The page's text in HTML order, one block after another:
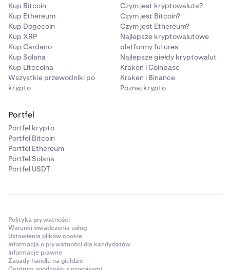
Kup Bitcoin
Kup Ethereum
Kup Dogecoin
Kup XRP
Kup Cardano
Kup Solana
Kup Litecoina
Wszystkie przewodniki po
krypto
Czym jest kryptowaluta?
Czym jest Bitcoin?
Czym jest Ethereum?
Najlepsze kryptowalutowe
platformy futures
Najlepsze giełdy kryptowalut
Kraken i Coinbase
Kraken i Binance
Poznaj krypto
Portfel
Portfel krypto
Portfel Bitcoin
Portfel Ethereum
Portfel Solana
Portfel USDT
Polityka prywatności
Warunki świadczenia usług
Ustawienia plików cookie
Informacja o prywatności dla kandydatów
Informacje prawne
Zasady handlu na giełdzie